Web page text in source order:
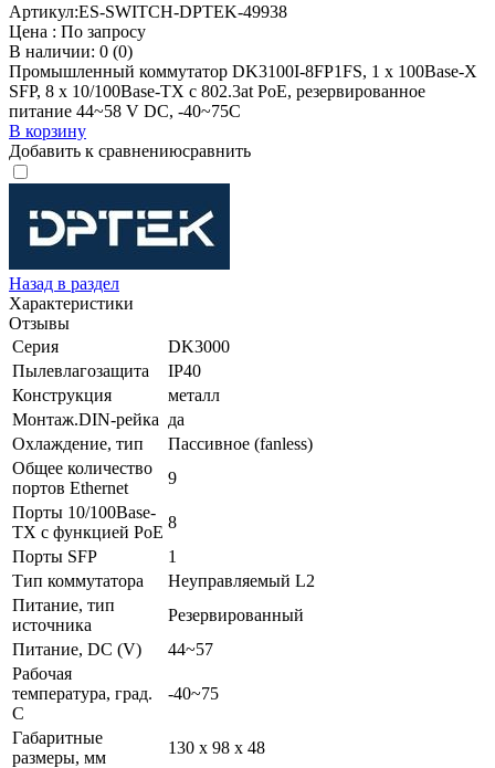
Артикул:ES-SWITCH-DPTEK-49938
Цена : По запросу
В наличии: 0 (0)
Промышленный коммутатор DK3100I-8FP1FS, 1 x 100Base-X
SFP, 8 x 10/100Base-TX с 802.3at PoE, резервированное
питание 44~58 V DC, -40~75C
В корзину
Добавить к сравнениюсравнить
Назад в раздел
Характеристики
Отзывы
Серия
DK3000
Пылевлагозащита
IP40
Конструкция
металл
Монтаж.DIN-рейка да
Охлаждение, тип
Пассивное (fanless)
Общее количество
портов Ethernet
9
Порты 10/100Base-
TX с функцией PoE
8
Порты SFP
1
Тип коммутатора
Неуправляемый L2
Питание, тип
источника
Резервированный
Питание, DC (V)
44~57
Рабочая
температура, град.
C
-40~75
Габаритные
размеры, мм
130 x 98 x 48